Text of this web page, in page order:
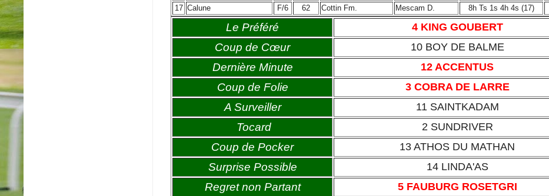
17 Calune F/6 62 Cottin Fm. Mescam D. 8h Ts 1s 4h 4s (17)
Le Préféré 4 KING GOUBERT
Coup de Cœur 10 BOY DE BALME
Dernière Minute 12 ACCENTUS
Coup de Folie 3 COBRA DE LARRE
A Surveiller 11 SAINTKADAM
Tocard 2 SUNDRIVER
Coup de Pocker 13 ATHOS DU MATHAN
Surprise Possible 14 LINDA'AS
Regret non Partant 5 FAUBURG ROSETGRI